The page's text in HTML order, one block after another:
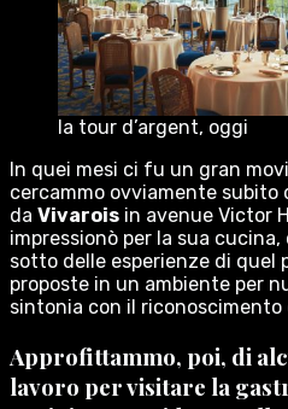
la tour d’argent, oggi
In quei mesi ci fu un gran
cercammo ovviamente subito
da Vivarois in avenue Victor
impressionò per la sua cucina,
sotto delle esperienze di quel
proposte in un ambiente per
sintonia con il riconoscimento
Approfittammo, poi, di
lavoro per visitare la